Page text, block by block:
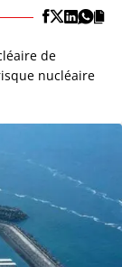
de
nucléaire